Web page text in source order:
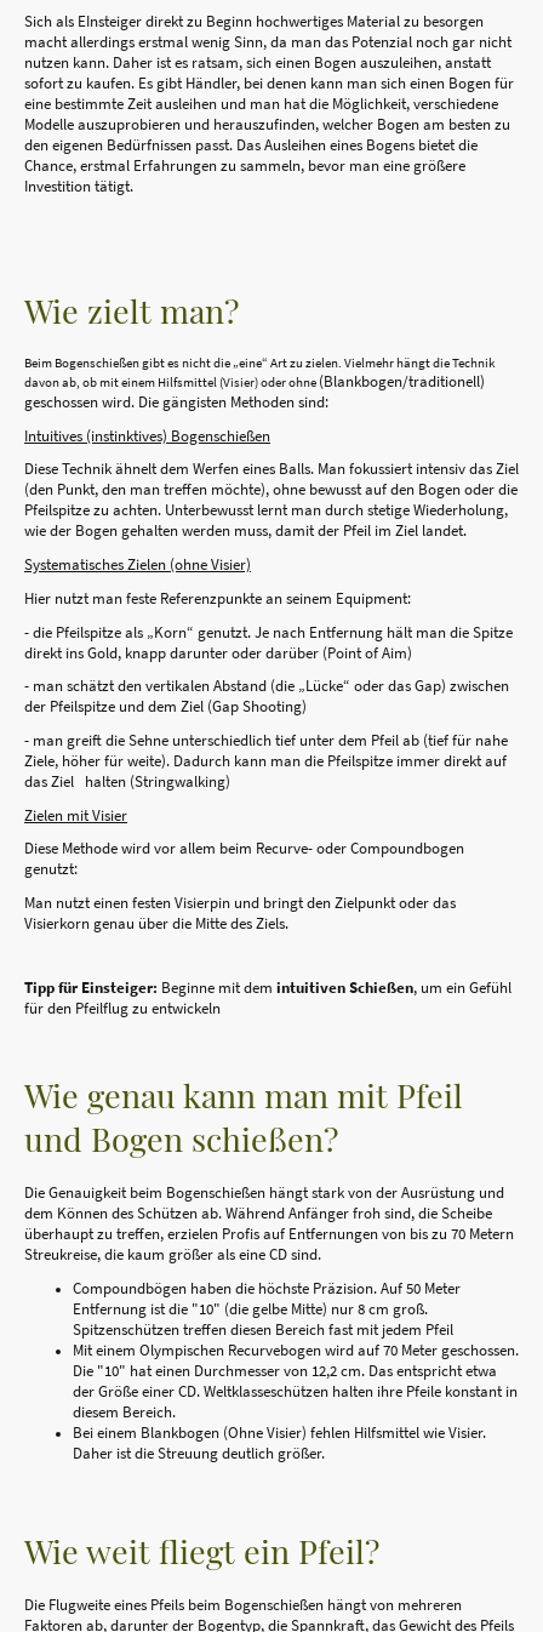
Sich als EInsteiger direkt zu Beginn hochwertiges Material zu besorgen
macht allerdings erstmal wenig Sinn, da man das Potenzial noch gar nicht
nutzen kann. Daher ist es ratsam, sich einen Bogen auszuleihen, anstatt
sofort zu kaufen. Es gibt Händler, bei denen kann man sich einen Bogen für
eine bestimmte Zeit ausleihen und man hat die Möglichkeit, verschiedene
Modelle auszuprobieren und herauszufinden, welcher Bogen am besten zu
den eigenen Bedürfnissen passt. Das Ausleihen eines Bogens bietet die
Chance, erstmal Erfahrungen zu sammeln, bevor man eine größere
Investition tätigt.
Wie zielt man?
Beim Bogenschießen gibt es nicht die „eine“ Art zu zielen. Vielmehr hängt die Technik
davon ab, ob mit einem Hilfsmittel (Visier) oder ohne (Blankbogen/traditionell)
geschossen wird. Die gängisten Methoden sind:
Intuitives (instinktives) Bogenschießen
Diese Technik ähnelt dem Werfen eines Balls. Man fokussiertintensiv das Ziel
(den Punkt, den man treffen möchte), ohne bewusst auf den Bogen oder die
Pfeilspitze zu achten. Unterbewusst lernt man durch stetige Wiederholung,
wie der Bogen gehalten werden muss, damit der Pfeil im Ziel landet.
Systematisches Zielen (ohne Visier)
Hier nutzt man feste Referenzpunkte an seinem Equipment:
-die Pfeilspitze als „Korn“ genutzt. Je nach Entfernung hält man die Spitze
direkt ins Gold, knapp darunter oder darüber (Point of Aim)
- man schätzt den vertikalen Abstand (die „Lücke“ oder das Gap) zwischen
der Pfeilspitze und dem Ziel (Gap Shooting)
- man greift die Sehne unterschiedlich tief unter dem Pfeil ab (tief für nahe
Ziele, höher für weite). Dadurch kann man die Pfeilspitze immer direkt auf
das Ziel halten (Stringwalking)
Zielen mit Visier
Diese Methode wird vor allem beim Recurve- oder Compoundbogen
genutzt:
Man nutzt einen festen Visierpin und bringt den Zielpunkt oder das
Visierkorn genau über die Mitte des Ziels.
Tipp für Einsteiger: Beginne mit dem intuitiven Schießen, um ein Gefühl
für den Pfeilflug zu entwickeln
Wie genau kann man mit Pfeil
und Bogen schießen?
Die Genauigkeit beim Bogenschießen hängt stark von der Ausrüstung und
dem Können des Schützen ab. Während Anfänger froh sind, die Scheibe
überhaupt zu treffen, erzielen Profis auf Entfernungen von bis zu 70 Metern
Streukreise, die kaum größer als eine CD sind.
Compoundbögen haben die höchste Präzision. Auf 50 Meter
Entfernung ist die "10" (die gelbe Mitte) nur 8 cm groß.
Spitzenschützen treffen diesen Bereich fast mit jedem Pfeil
Mit einem Olympischen Recurvebogen wird auf 70 Meter geschossen.
Die "10" hat einen Durchmesser von 12,2 cm. Das entspricht etwa
der Größe einer CD. Weltklasseschützen halten ihre Pfeile konstant in
diesem Bereich.
Bei einem Blankbogen (Ohne Visier) fehlen Hilfsmittel wie Visier.
Daher ist die Streuung deutlich größer.
Wie weit fliegt ein Pfeil?
Die Flugweite eines Pfeils beim Bogenschießen hängt von mehreren
Faktoren ab, darunter der Bogentyp, die Spannkraft, das Gewicht des Pfeils